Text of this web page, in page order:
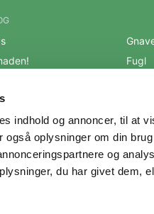
indhold og annoncer, til at
oplysninger om din
og
du har givet dem,
varer
Fugl
Hest